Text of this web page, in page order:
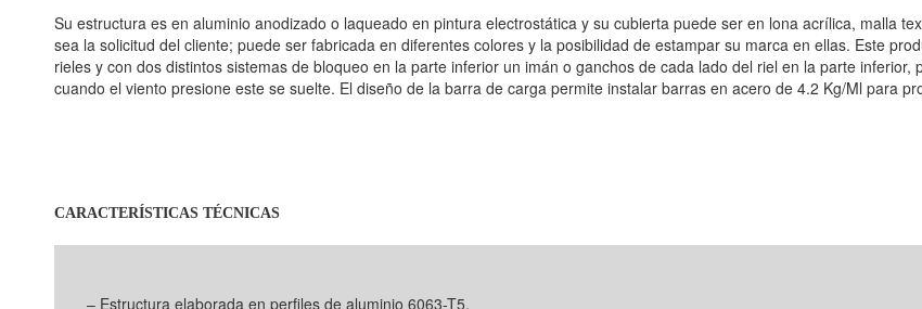
Su estructura es en aluminio anodizado o laqueado en pintura electrostática y su cubierta puede ser en lona acrílica, malla
sea la solicitud del cliente; puede ser fabricada en diferentes colores y la posibilidad de estampar su marca en ellas. Este
rieles y con dos distintos sistemas de bloqueo en la parte inferior un imán o ganchos de cada lado del riel en la parte
cuando el viento presione este se suelte. El diseño de la barra de carga permite instalar barras en acero de 4.2 Kg/Ml para
CARACTERÍSTICAS TÉCNICAS
– Estructura elaborada en perfiles de aluminio 6063-T5.